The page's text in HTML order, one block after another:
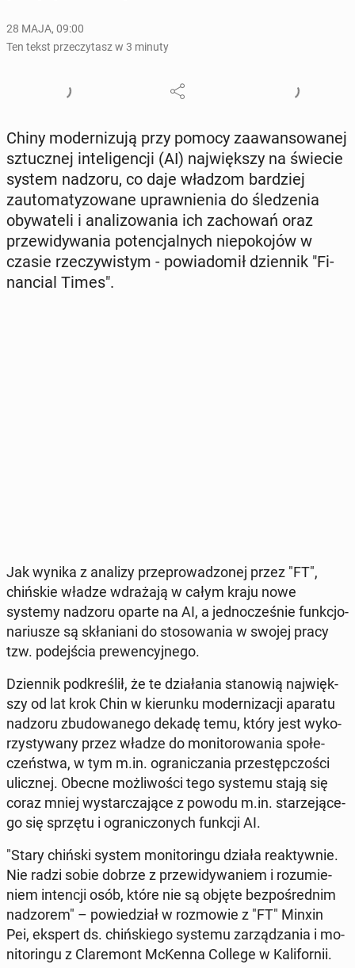
28 MAJA, 09:00
Ten tekst przeczytasz w 3 minuty
Chiny mo­der­ni­zu­ją przy pomocy za­awan­so­wa­nej
sztucz­nej in­te­li­gen­cji (AI) naj­więk­szy na świecie
system nadzoru, co daje władzom bar­dziej
zauto­ma­ty­zo­wa­ne upraw­nie­nia do śle­dze­nia
oby­wa­te­li i ana­li­zo­wa­nia ich za­cho­wań oraz
prze­wi­dy­wa­nia po­ten­cjal­nych nie­po­ko­jów w
czasie rze­czy­wi­stym - po­wia­do­mił dzien­nik "Fi­
nan­cial Times".
Jak wynika z analizy prze­pro­wa­dzo­nej przez "FT",
chiń­skie władze wdra­ża­ją w całym kraju nowe
systemy nadzoru oparte na AI, a jed­no­cze­śnie funk­cjo­
na­riu­sze są skła­nia­ni do sto­so­wa­nia w swojej pracy
tzw. po­dej­ścia pre­wen­cyj­ne­go.
Dzien­nik pod­kre­ślił, że te dzia­ła­nia sta­no­wią naj­więk­
szy od lat krok Chin w kie­run­ku mo­der­ni­za­cji aparatu
nadzoru zbu­do­wa­ne­go dekadę temu, który jest wy­ko­
rzy­sty­wa­ny przez władze do mo­ni­to­ro­wa­nia spo­łe­
czeń­stwa, w tym m.in. ogra­ni­cza­nia prze­stęp­czo­ści
ulicz­nej. Obecne moż­li­wo­ści tego systemu stają się
coraz mniej wy­star­cza­ją­ce z powodu m.in. sta­rze­ją­ce­
go się sprzętu i ogra­ni­czo­nych funkcji AI.
"Stary chiński system mo­ni­to­rin­gu działa re­ak­tyw­nie.
Nie radzi sobie dobrze z prze­wi­dy­wa­niem i ro­zu­mie­
niem in­ten­cji osób, które nie są objęte bez­po­śred­nim
nad­zo­rem" – po­wie­dział w roz­mo­wie z "FT" Minxin
Pei, ekspert ds. chiń­skie­go systemu za­rzą­dza­nia i mo­
ni­to­rin­gu z Cla­re­mont McKenna College w Ka­li­for­nii.